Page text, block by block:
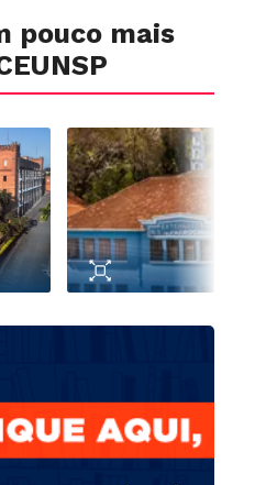
pouco mais